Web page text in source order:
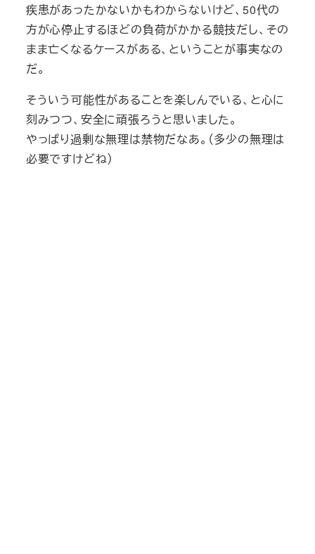
疾患があったかないかもわからないけど、50代の
方が心停止するほどの負荷がかかる競技だし、その
まま亡くなるケースがある、ということが事実なの
だ。
そういう可能性があることを楽しんでいる、と心に
刻みつつ、安全に頑張ろうと思いました。
やっぱり過剰な無理は禁物だなあ。（多少の無理は
必要ですけどね）